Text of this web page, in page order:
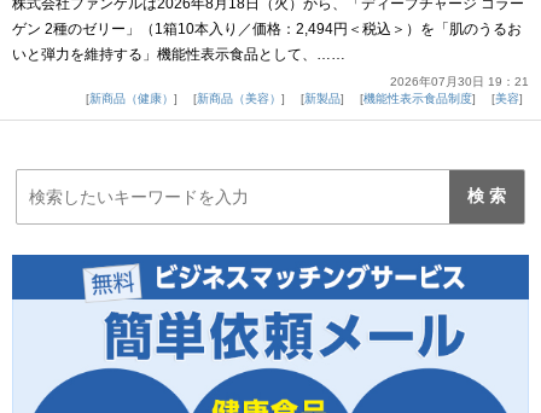
株式会社ファンケルは2026年8月18日（火）から、「ディープチャージ コラー
ゲン 2種のゼリー」（1箱10本入り／価格：2,494円＜税込＞）を「肌のうるお
いと弾力を維持する」機能性表示食品として、……
2026年07月30日 19：21
新商品（健康）
新商品（美容） 新製品 機能性表示食品制度 美容